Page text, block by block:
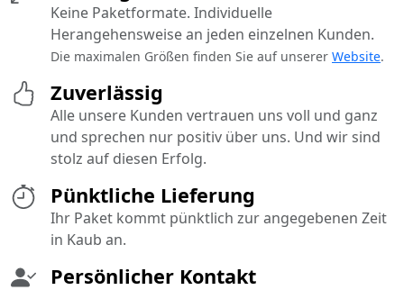
Pünktliche Lieferung
Ihr Paket kommt pünktlich zur angegebenen Zeit
in Kaub an.
Persönlicher Kontakt
Keine Paketformate. Individuelle
Herangehensweise an jeden einzelnen Kunden.
Die maximalen Größen finden Sie auf unserer Website.
Zuverlässig
Alle unsere Kunden vertrauen uns voll und ganz
und sprechen nur positiv über uns. Und wir sind
stolz auf diesen Erfolg.